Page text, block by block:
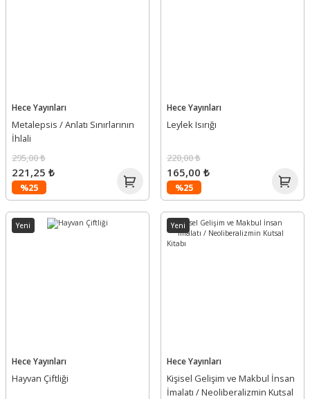
Hece Yayınları
Metalepsis / Anlatı Sınırlarının
İhlali
%25
295,00 ₺
221,25 ₺
Hece Yayınları
Leylek Isırığı
%25
220,00 ₺
165,00 ₺
Yeni
Hece Yayınları
Hayvan Çiftliği
Yeni
Hece Yayınları
Kişisel Gelişim ve Makbul İnsan
İmalatı / Neoliberalizmin Kutsal